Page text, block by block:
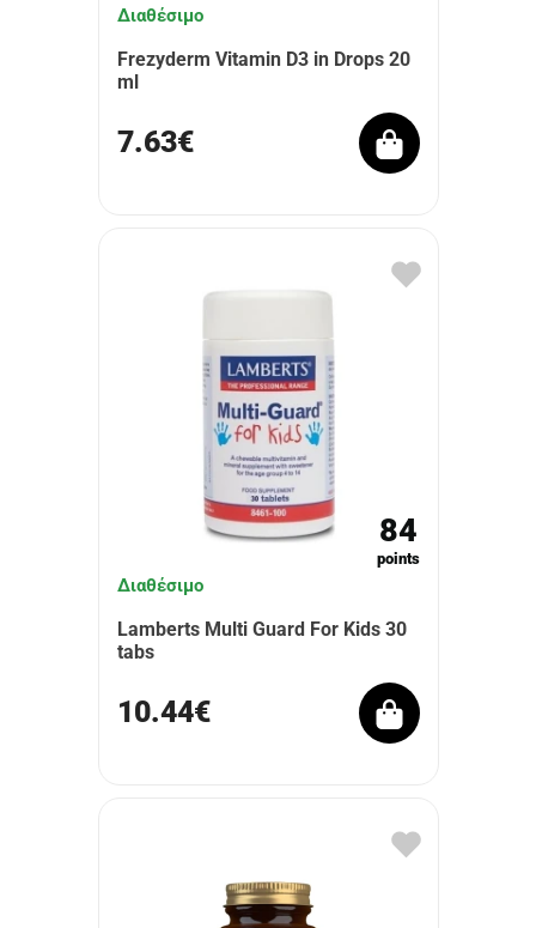
Διαθέσιμο
Frezyderm Vitamin D3 in Drops 20
ml
7.63€
84
points
Διαθέσιμο
Lamberts Multi Guard For Kids 30
tabs
10.44€